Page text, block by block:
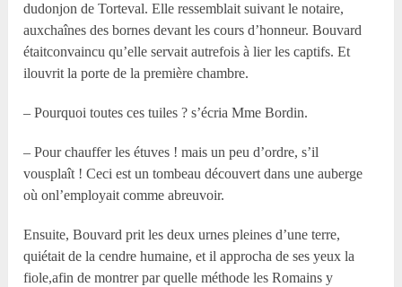
dudonjon de Torteval. Elle ressemblait suivant le notaire,
auxchaînes des bornes devant les cours d’honneur. Bouvard
étaitconvaincu qu’elle servait autrefois à lier les captifs. Et
ilouvrit la porte de la première chambre.
– Pourquoi toutes ces tuiles ? s’écria Mme Bordin.
– Pour chauffer les étuves ! mais un peu d’ordre, s’il
vousplaît ! Ceci est un tombeau découvert dans une auberge
où onl’employait comme abreuvoir.
Ensuite, Bouvard prit les deux urnes pleines d’une terre,
quiétait de la cendre humaine, et il approcha de ses yeux la
fiole,afin de montrer par quelle méthode les Romains y